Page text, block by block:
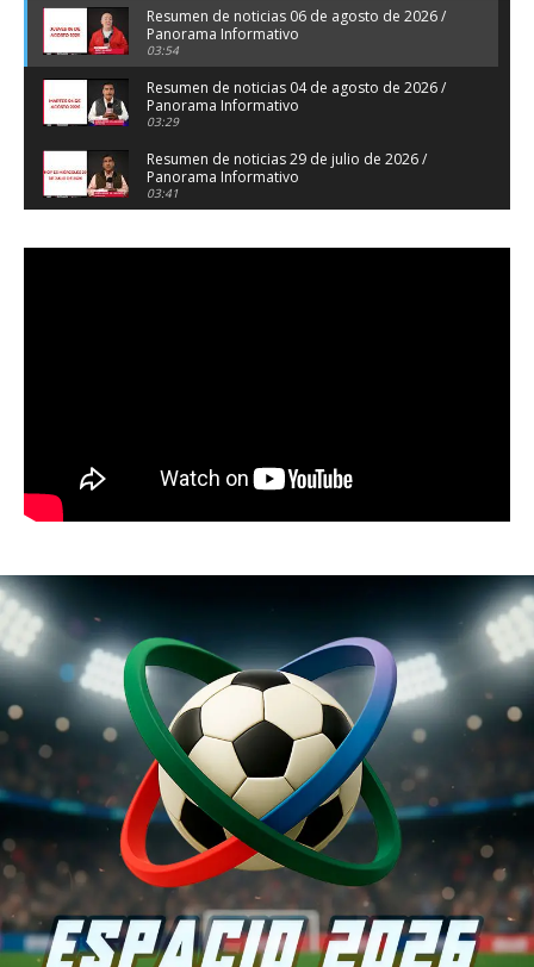
Resumen de noticias 06 de agosto de 2026 /
Panorama Informativo
03:54
Resumen de noticias 04 de agosto de 2026 /
Panorama Informativo
03:29
Resumen de noticias 29 de julio de 2026 /
Panorama Informativo
03:41
Panorama Informativo